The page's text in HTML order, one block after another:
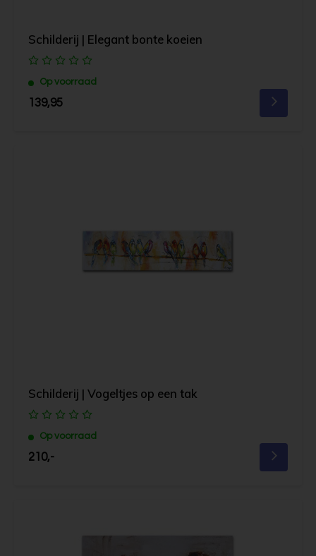
Schilderij | Elegant bonte koeien
Op voorraad
139,95
Schilderij | Vogeltjes op een tak
Op voorraad
210,-